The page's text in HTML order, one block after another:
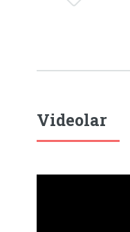
Videolar